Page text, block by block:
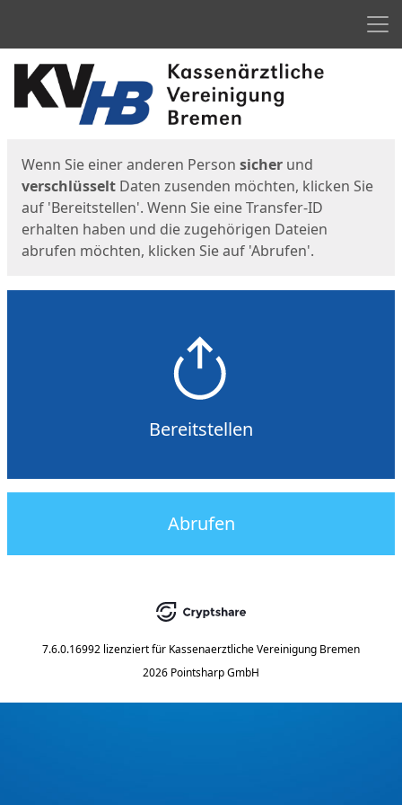
Start
Wenn Sie einer anderen Person sicher und
verschlüsselt Daten zusenden möchten, klicken Sie
auf 'Bereitstellen'. Wenn Sie eine Transfer-ID
erhalten haben und die zugehörigen Dateien
abrufen möchten, klicken Sie auf 'Abrufen'.
Bereitstellen
Abrufen
7.6.0.16992 lizenziert für Kassenaerztliche Vereinigung Bremen
2026 Pointsharp GmbH